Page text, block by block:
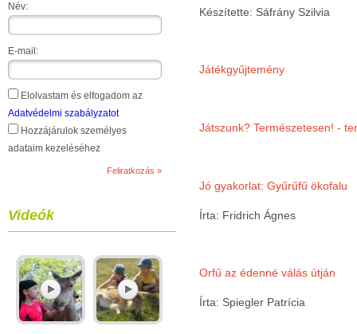
Név:
E-mail:
Elolvastam és elfogadom az
Adatvédelmi szabályzatot
Hozzájárulok személyes
adataim kezeléséhez
Videók
Készítette: Sáfrány Szilvia
Játékgyűjtemény
Játszunk? Természetesen! -
Jó gyakorlat: Gyűrűfű ökofalu
Írta: Fridrich Ágnes
Orfű az édenné válás útján
Írta: Spiegler Patrícia